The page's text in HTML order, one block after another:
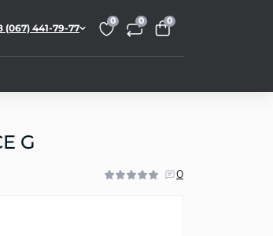
(067) 441-79-77
0 0 0
G
0